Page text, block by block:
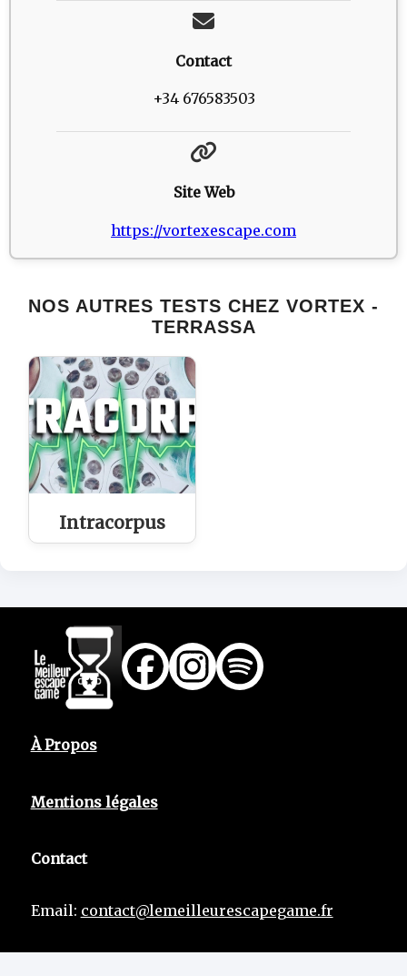
Contact
+34 676583503
Site Web
https://vortexescape.com
NOS AUTRES TESTS CHEZ VORTEX -
TERRASSA
Intracorpus
À Propos
Mentions légales
Contact
Email: contact@lemeilleurescapegame.fr